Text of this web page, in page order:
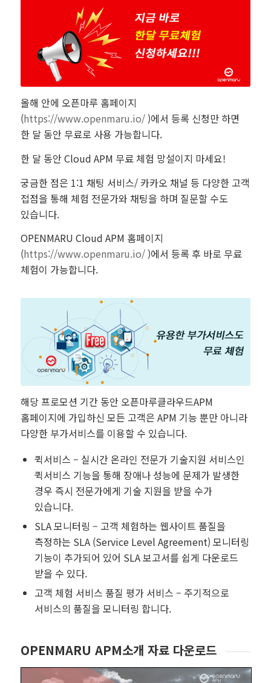
올해 안에 오픈마루 홈페이지
(https://www.openmaru.io/)에서 등록 신청만 하면
한 달 동안 무료로 사용 가능합니다.
한 달 동안 Cloud APM 무료 체험 망설이지 마세요!
궁금한 점은 1:1 채팅 서비스/ 카카오 채널 등 다양한 고객
접점을 통해 체험 전문가와 채팅을 하며 질문할 수도
있습니다.
OPENMARU Cloud APM 홈페이지
(https://www.openmaru.io/)에서 등록 후 바로 무료
체험이 가능합니다.
해당 프로모션 기간 동안 오픈마루클라우드APM
홈페이지에 가입하신 모든 고객은 APM 기능 뿐만 아니라
다양한 부가서비스를 이용할 수 있습니다.
퀵서비스 – 실시간 온라인 전문가 기술지원 서비스인
퀵서비스 기능을 통해 장애나 성능에 문제가 발생한
경우 즉시 전문가에게 기술 지원을 받을 수가
있습니다.
SLA 모니터링 – 고객 체험하는 웹사이트 품질을
측정하는 SLA (Service Level Agreement) 모니터링
기능이 추가되어 있어 SLA 보고서를 쉽게 다운로드
받을 수 있다.
고객 체험 서비스 품질 평가 서비스 – 주기적으로
서비스의 품질을 모니터링 합니다.
OPENMARU APM소개 자료 다운로드